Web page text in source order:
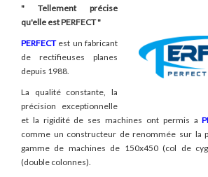
" Tellement précise
qu'elle est PERFECT "
PERFECT est un fabricant
de rectifieuses planes
depuis 1988.
La qualité constante, la
précision exceptionnelle
et la rigidité de ses machines ont permis a
comme un constructeur de renommée sur la
gamme de machines de 150x450 (col de
(double colonnes).